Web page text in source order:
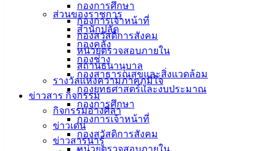
กองการศึกษา
กองการเจ้าหน้าที่
กองสวัสดิการสังคม
หน่วยตรวจสอบภายใน
สถานธนานุบาล
รางวัลแห่งความภาคภูมิใจ
ข่าวสาร กิจกรรม
กิจกรรมอ่างศิลา
ข่าวเด่น
ข่าวสารน่ารู้
ส่วนของราชการ
สำนักปลัด
กองคลัง
กองช่าง
กองสาธารณสุขและสิ่งแวดล้อม
กองยุทธศาสตร์และงบประมาณ
กองการศึกษา
กองการเจ้าหน้าที่
กองสวัสดิการสังคม
หน่วยตรวจสอบภายใน
ม.3 ต.เสม็ด
อ.เมือง จ.ชลบุรี
142-100-104
บริการ
ประชาชน